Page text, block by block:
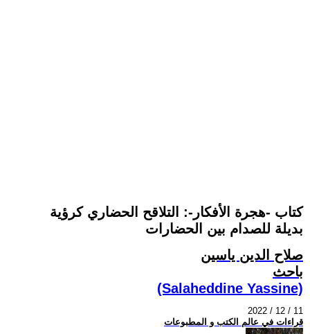
كتاب -هجرة الأفكار-: التلاقح الحضاري كرؤية
بديلة للصدام بين الحضارات
صلاح الدين ياسين
باحث
(Salaheddine Yassine)
2022 / 12 / 11
قراءات في عالم الكتب و المطبوعات